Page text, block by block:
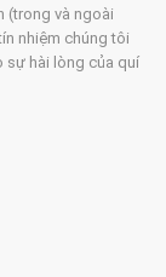
(trong và ngoài
nhiệm chúng tôi
sự hài lòng của quí